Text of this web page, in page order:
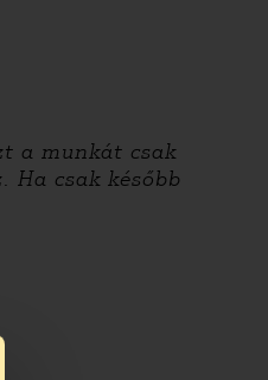
a munkát csak
csak később